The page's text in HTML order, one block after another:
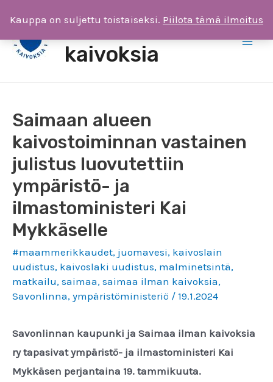
sisältöön
Saimaa ilman
kaivoksia
Saimaan alueen
kaivostoiminnan vastainen
julistus luovutettiin
ympäristö- ja
ilmastoministeri Kai
Mykkäselle
#maammerikkaudet, juomavesi, kaivoslain
uudistus, kaivoslaki uudistus, malminetsintä,
matkailu, saimaa, saimaa ilman kaivoksia,
Savonlinna, ympäristöministeriö / 19.1.2024
Savonlinnan kaupunki ja Saimaa ilman kaivoksia
ry tapasivat ympäristö- ja ilmastoministeri Kai
Mykkäsen perjantaina 19. tammikuuta.
Kauppa on suljettu toistaiseksi. Piilota tämä ilmoitus